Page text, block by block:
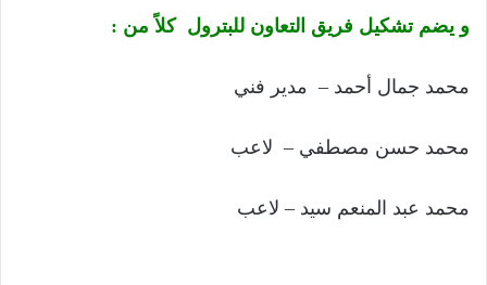
و يضم تشكيل فريق التعاون للبترول كلاً من :
محمد جمال أحمد – مدير فني
محمد حسن مصطفي – لاعب
محمد عبد المنعم سيد – لاعب